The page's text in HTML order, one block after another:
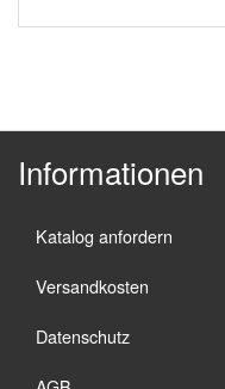
Informationen
Katalog anfordern
Versandkosten
Datenschutz